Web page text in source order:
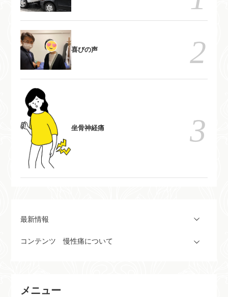
らに来てください。新大阪駅近
く、大阪市東淀川区東中島。又
は、富田林市 和らぎ整骨院で
の施術
は、富田林市 和らぎ整骨院で
喜びの声
坐骨神経痛
最新情報
コンテンツ 慢性痛について
メニュー